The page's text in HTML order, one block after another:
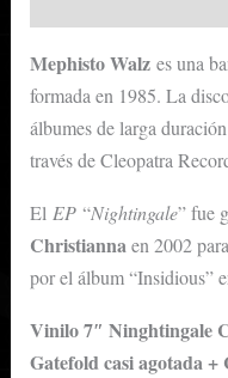
Mephisto Walzes una
formada en 1985. La
álbumes de larga
través de Cleopatra
El EP“Nightingale” fue
Christianna en 2002
por el álbum “Insidious”
Vinilo 7″ Ninghtingale
Gatefold casi agotada